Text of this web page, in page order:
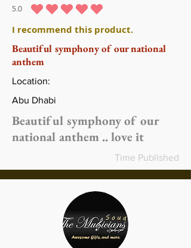
5.0 متوسط التقييم هو 5 من 5
I recommend this product.
Beautiful symphony of our national
anthem
Location:
Abu Dhabi
Beautiful symphony of our
national anthem .. love it
Time Published